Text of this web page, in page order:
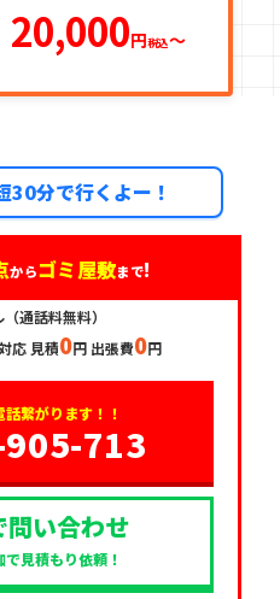
20,000円税込〜
30分で行くよー！
からゴミ屋敷まで!
通話料無料）
応 見積0円 出張費0円
繋がります！！
713
い合わせ
で見積もり依頼！